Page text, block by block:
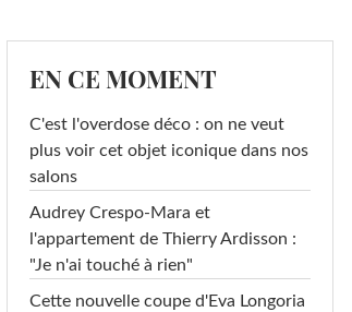
EN CE MOMENT
C'est l'overdose déco : on ne veut
plus voir cet objet iconique dans nos
salons
Audrey Crespo-Mara et
l'appartement de Thierry Ardisson :
"Je n'ai touché à rien"
Cette nouvelle coupe d'Eva Longoria